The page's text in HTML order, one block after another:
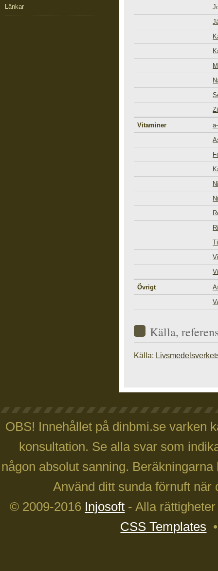
Länkar
Vitaminer
Övrigt
Källa,
Källa:
OBS! Innehållet på dinbmi.se varken
konsultation. Se alla svar som
någon absolut sanning.
Använd ditt sunda förnuft
© 2009-2016 Injosoft - Alla
CSS Templates